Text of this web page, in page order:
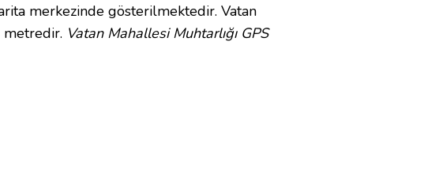
merkezinde gösterilmektedir. Vatan
metredir. Vatan Mahallesi Muhtarlığı GPS